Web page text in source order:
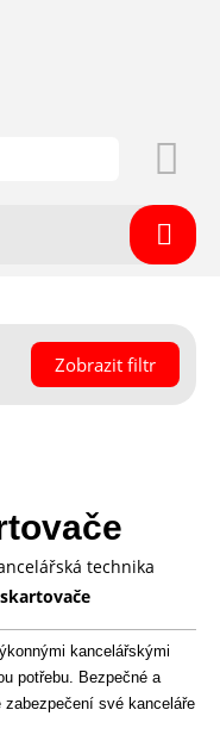
Zobrazit filtr
technika
kancelářskými
potřebu. Bezpečné a
své kanceláře